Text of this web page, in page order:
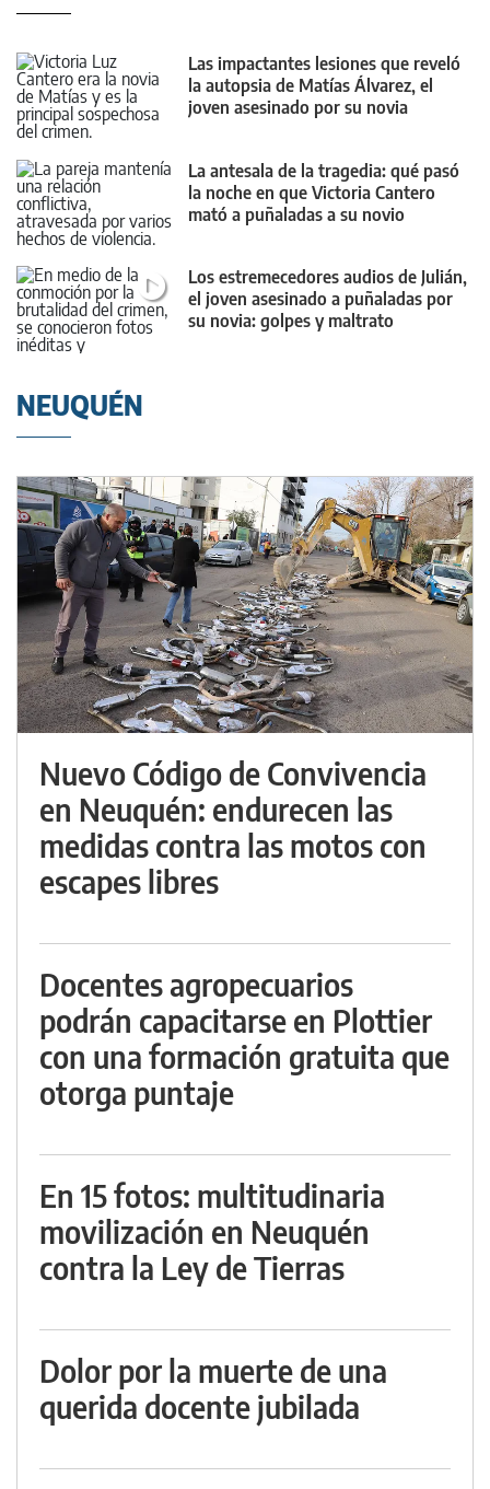
Las impactantes lesiones que reveló
la autopsia de Matías Álvarez, el
joven asesinado por su novia
La antesala de la tragedia: qué pasó
la noche en que Victoria Cantero
mató a puñaladas a su novio
Los estremecedores audios de Julián,
el joven asesinado a puñaladas por
su novia: golpes y maltrato
NEUQUÉN
Nuevo Código de Convivencia
en Neuquén: endurecen las
medidas contra las motos con
escapes libres
Docentes agropecuarios
podrán capacitarse en Plottier
con una formación gratuita que
otorga puntaje
En 15 fotos: multitudinaria
movilización en Neuquén
contra la Ley de Tierras
Dolor por la muerte de una
querida docente jubilada